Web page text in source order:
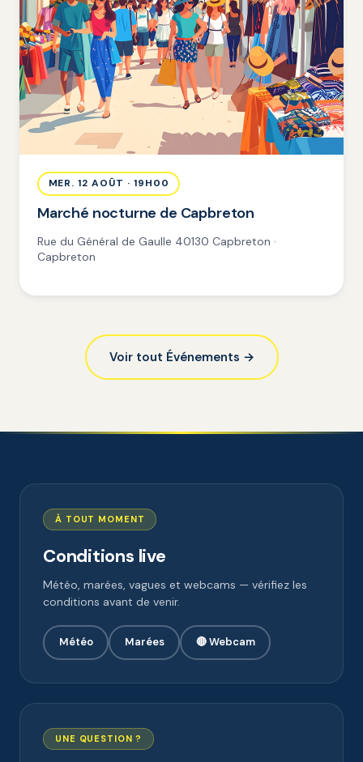
MER. 12 AOÛT · 19H00
Marché nocturne de Capbreton
Rue du Général de Gaulle 40130 Capbreton ·
Capbreton
Voir tout Événements →
À TOUT MOMENT
Conditions live
Météo, marées, vagues et webcams — vérifiez les
conditions avant de venir.
Météo Marées 🔴 Webcam
UNE QUESTION ?